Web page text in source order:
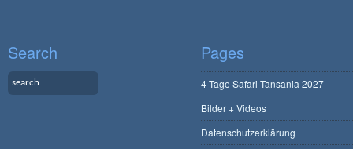
Search Pages
4 Tage Safari Tansania 2027
Bilder + Videos
Datenschutzerklärung